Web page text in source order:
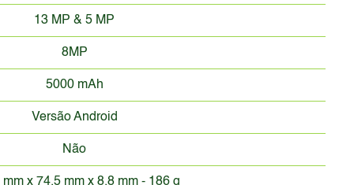
13 MP & 5 MP
8MP
5000 mAh
Versão Android
Não
mm x 74.5 mm x 8.8 mm - 186 g